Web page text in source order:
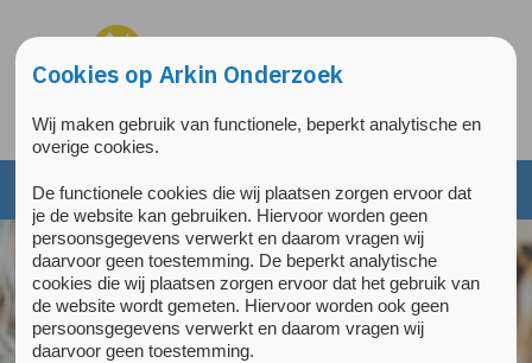
Cookies op Arkin Onderzoek
Wij maken gebruik van functionele, beperkt analytische en
overige cookies.
De functionele cookies die wij plaatsen zorgen ervoor dat
je de website kan gebruiken. Hiervoor worden geen
persoonsgegevens verwerkt en daarom vragen wij
daarvoor geen toestemming. De beperkt analytische
cookies die wij plaatsen zorgen ervoor dat het gebruik van
de website wordt gemeten. Hiervoor worden ook geen
persoonsgegevens verwerkt en daarom vragen wij
daarvoor geen toestemming.